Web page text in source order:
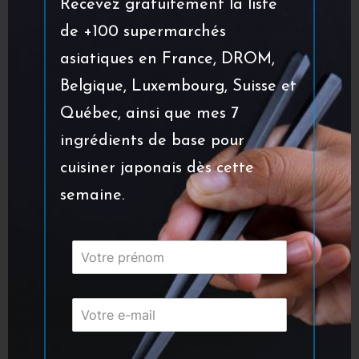
seulement 5 ingrédients
Soba curry
et poulet : recette surprenante
et rapide
Gyoza au boeuf
: recette peu connue de
raviolis japonais
Korokke: croquettes de pommes de terre
japonaises
Abonnez-vous à la newsletter via le
formulaire ci-dessous. Vous recevrez mon
Recevez gratuitement la liste
de +100 supermarchés
asiatiques en France, DROM,
Belgique, Luxembourg, Suisse et
Québec, ainsi que mes 7
ingrédients de base pour
cuisiner japonais dès cette
semaine.